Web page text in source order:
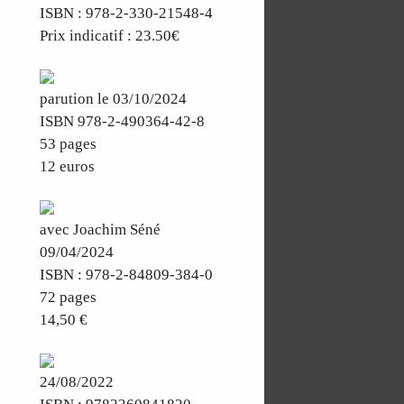
ISBN : 978-2-330-21548-4
Prix indicatif : 23.50€
parution le 03/10/2024
ISBN 978-2-490364-42-8
53 pages
12 euros
avec Joachim Séné
09/04/2024
ISBN : 978-2-84809-384-0
72 pages
14,50 €
24/08/2022